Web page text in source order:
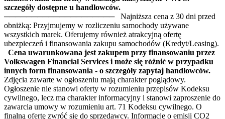
szczegóły dostępne u handlowców.
──────────────────── Najniższa cena z 30 dni przed
obniżką: Przyjmujemy w rozliczeniu samochody używane
wszystkich marek. Oferujemy również atrakcyjną ofertę
ubezpieczeń i finansowania zakupu samochodów (Kredyt/Leasing).
Cena uwarunkowana jest zakupem przy finansowaniu przez
Volkswagen Financial Services i może się różnić w przypadku
innych form finansowania - o szczegóły zapytaj handlowców.
Zdjęcia zawarte w ogłoszeniu mają charakter poglądowy.
Ogłoszenie nie stanowi oferty w rozumieniu przepisów Kodeksu
cywilnego, lecz ma charakter informacyjny i stanowi zaproszenie do
zawarcia umowy w rozumieniu art. 71 Kodeksu cywilnego. O
finalną ofertę zwróć się do sprzedawcy. Informacje o emisji CO2